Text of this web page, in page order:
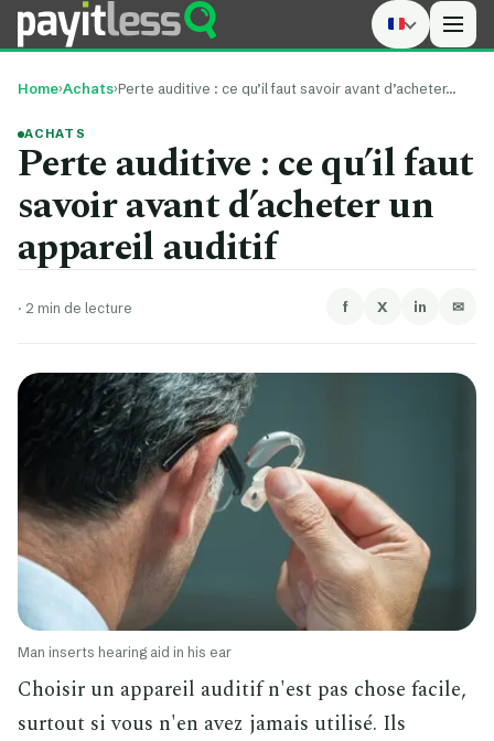
Home›Achats›Perte auditive : ce qu’il faut savoir avant d’acheter…
ACHATS
Perte auditive : ce qu’il faut
savoir avant d’acheter un
appareil auditif
· 2 min de lecture f X in ✉
Man inserts hearing aid in his ear
Choisir un appareil auditif n'est pas chose facile,
surtout si vous n'en avez jamais utilisé. Ils